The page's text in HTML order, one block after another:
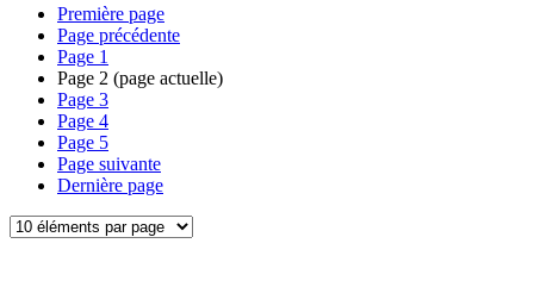
Première page
Page précédente
Page 1
Page 2 (page actuelle)
Page 3
Page 4
Page 5
Page suivante
Dernière page